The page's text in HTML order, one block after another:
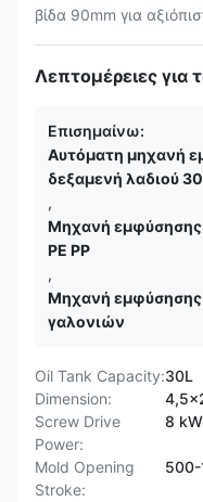
βίδα 90mm για
Λεπτομέρειες για
Επισημαίνω:
Αυτόματη μηχανή
δεξαμενή λαδιού
,
Μηχανή εμφύσησης
PE PP
,
Μηχανή εμφύσησης
γαλονιών
Oil Tank Capacity:30L
Dimension:
Screw Drive
Power:
8 kW
Mold Opening
Stroke:
500-